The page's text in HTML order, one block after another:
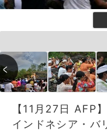
【11月27日 AFP
インドネシア・バ